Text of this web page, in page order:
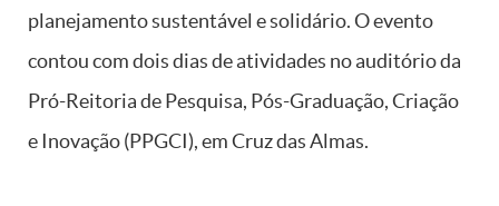
planejamento sustentável e solidário. O evento
contou com dois dias de atividades no auditório da
Pró-Reitoria de Pesquisa, Pós-Graduação, Criação
e Inovação (PPGCI), em Cruz das Almas.